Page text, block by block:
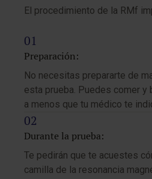
El procedimiento de la RMf
Preparación:
No necesitas prepararte de
esta prueba. Puedes comer y
a menos que tu médico te
Durante la prueba:
Te pedirán que te acuestes
camilla de la resonancia